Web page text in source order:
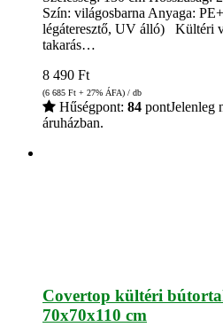
Szín: világosbarna Anyaga:
légáteresztő, UV álló) Kültéri
takarás…
8 490 Ft
(6 685 Ft + 27% ÁFA) / db
Hűségpont: 84 pontJelenleg
áruházban.
Covertop kültéri
70x70x110 cm